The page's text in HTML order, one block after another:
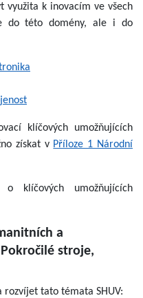
využita k inovacím ve všech
do této domény, ale i do
klíčových umožňujících
získat v Příloze 1 Národní
o klíčových umožňujících
a
stroje,
rozvíjet tato témata SHUV: